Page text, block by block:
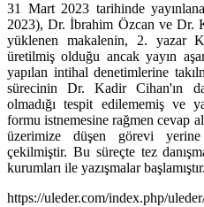
31 Mart 2023 tarihinde
2023), Dr. İbrahim Özcan ve Dr.
yüklenen makalenin, 2. yazar
üretilmiş olduğu ancak yayın
yapılan intihal denetimlerine
sürecinin Dr. Kadir Cihan'ın
olmadığı tespit edilememiş ve
formu istnemesine rağmen cevap
üzerimize düşen görevi
çekilmiştir. Bu süreçte tez
kurumları ile yazışmalar
https://uleder.com/index.php/